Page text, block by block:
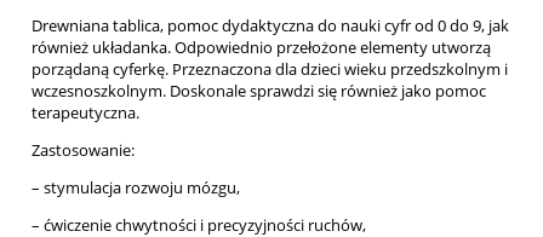
Drewniana tablica, pomoc dydaktyczna do nauki cyfr od 0 do 9, jak
również układanka. Odpowiednio przełożone elementy utworzą
porządaną cyferkę. Przeznaczona dla dzieci wieku przedszkolnym i
wczesnoszkolnym. Doskonale sprawdzi się również jako pomoc
terapeutyczna.
Zastosowanie:
– stymulacja rozwoju mózgu,
– ćwiczenie chwytności i precyzyjności ruchów,